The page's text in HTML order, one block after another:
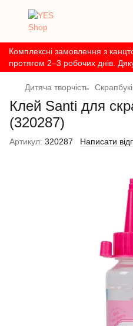
Комплексні замовлення з
протягом 2–3 робочих днів.
Дитяча творчість
Клей Santi для
(320287)
Артикул: 320287 Написати